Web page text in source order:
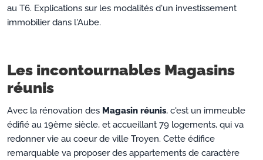
au T6. Explications sur les modalités d'un investissement
immobilier dans l'Aube.
Les incontournables Magasins
réunis
Avec la rénovation des Magasin réunis, c'est un immeuble
édifié au 19ème siècle, et accueillant 79 logements, qui va
redonner vie au coeur de ville Troyen. Cette édifice
remarquable va proposer des appartements de caractère